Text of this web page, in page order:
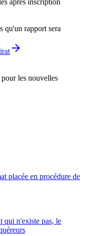
qu'un rapport sera
les nouvelles
placée en procédure de
qui n'existe pas, le